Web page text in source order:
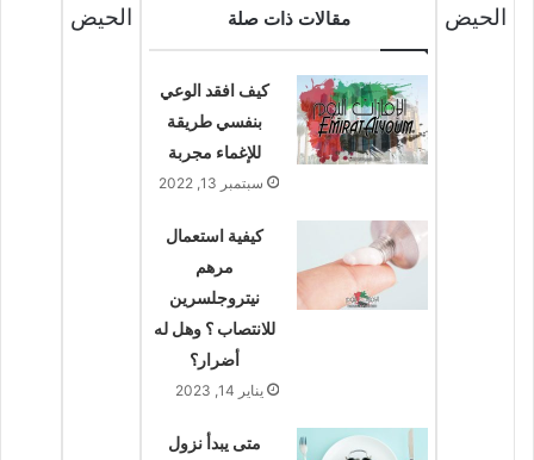
الحيض
مقالات ذات صلة
كيف افقد الوعي
بنفسي طريقة
للإغماء مجربة
سبتمبر 13, 2022
كيفية استعمال
مرهم
نيتروجلسرين
للانتصاب ؟ وهل له
أضرار؟
يناير 14, 2023
متى يبدأ نزول
الحيض